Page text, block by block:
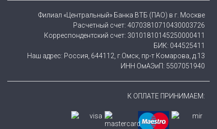
Филиал «Центральный» Банка ВТБ (ПАО) в г. Москве
Расчетный счет: 40703810710430003726
Корреспондентский счет: 30101810145250000411
БИК: 044525411
Наш адрес: Россия, 644112, г.Омск, пр-т Комарова, д.13
ИНН ОмАЭиП: 5507051940
К ОПЛАТЕ ПРИНИМАЕМ: